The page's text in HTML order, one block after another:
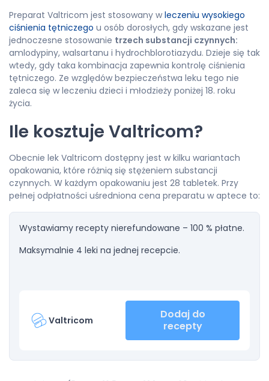
Preparat Valtricom jest stosowany w leczeniu wysokiego
ciśnienia tętniczego u osób dorosłych, gdy wskazane jest
jednoczesne stosowanie trzech substancji czynnych:
amlodypiny, walsartanu i hydrochblorotiazydu. Dzieje się tak
wtedy, gdy taka kombinacja zapewnia kontrolę ciśnienia
tętniczego. Ze względów bezpieczeństwa leku tego nie
zaleca się w leczeniu dzieci i młodzieży poniżej 18. roku
życia.
Ile kosztuje Valtricom?
Obecnie lek Valtricom dostępny jest w kilku wariantach
opakowania, które różnią się stężeniem substancji
czynnych. W każdym opakowaniu jest 28 tabletek. Przy
pełnej odpłatności uśredniona cena preparatu w aptece to:
Wystawiamy recepty nierefundowane – 100 % płatne.
Maksymalnie 4 leki na jednej recepcie.
Valtricom
Dodaj do
recepty